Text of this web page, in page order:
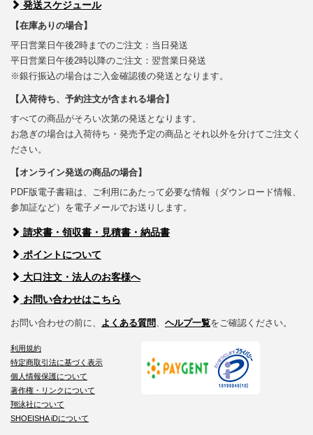
発送スケジュール
【在庫ありの場合】
平日営業日午後2時までのご注文：当日発送
平日営業日午後2時以降のご注文：翌営業日発送
※銀行振込の場合はご入金確認後の発送となります。
【入荷待ち、予約注文が含まれる場合】
すべての商品がそろい次第の発送となります。
お急ぎの場合は入荷待ち・発売予定の商品とそれ以外を分けてご注文く
ださい。
【オンライン発送の商品の場合】
PDF版電子書籍は、ご利用にあたって必要な情報（ダウンロード情報、
参加証など）を電子メールでお送りします。
請求書・領収書・見積書・納品書
ポイントについて
大口注文・法人のお客様へ
お問い合わせはこちら
お問い合わせの前に、 よくある質問 ヘルプ一覧をご確認ください。
利用規約
特定商取引法に基づく表示
個人情報保護について
著作権・リンクについて
翔泳社について
SHOEISHA iDについて